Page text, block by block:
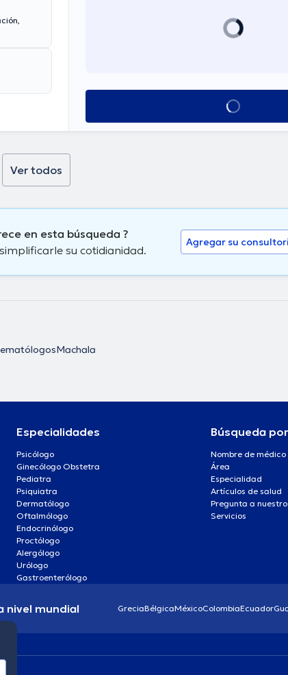
Ver más horarios
Ver todos
en esta búsqueda ?
su cotidianidad.
Agregar su
Machala
Especialidades
Psicólogo
Ginecólogo Obstetra
Pediatra
Psiquiatra
Dermatólogo
Oftalmólogo
Endocrinólogo
Proctólogo
Alergólogo
Urólogo
Gastroenterólogo
Búsqueda por
Nombre de médico
Área
Especialidad
Artículos de salud
Pregunta a
Servicios
nivel mundial GreciaBélgicaMéxicoColombiaEcuador